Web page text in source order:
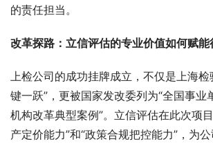
的责任担当。
改革探路： 立信评估的专业价值如何赋能
上检公司的成功挂牌成立，不仅是上海检
键一跃”，更被国家发改委列为“全国事业
机构改革典型案例”。立信评估在此次项
产定价能力”和“政策合规把控能力”，为